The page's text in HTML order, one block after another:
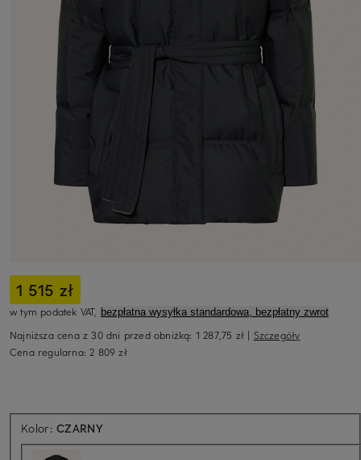
1 515 zł
w tym podatek VAT, bezpłatna wysyłka standardowa, bezpłatny zwrot
Najniższa cena z 30 dni przed obniżką: 1 287,75 zł | Szczegóły
Cena regularna:2 809 zł
Kolor:CZARNY